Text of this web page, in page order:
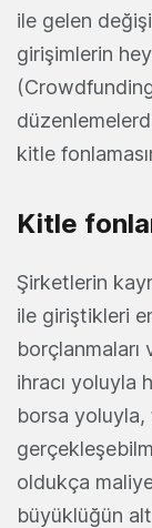
ile gelen
girişimlerin
kitle
Kitle
Şirketlerin
ile giriştikleri
borçlanmaları
ihracı yoluyla
borsa
oldukça
büyüklüğün